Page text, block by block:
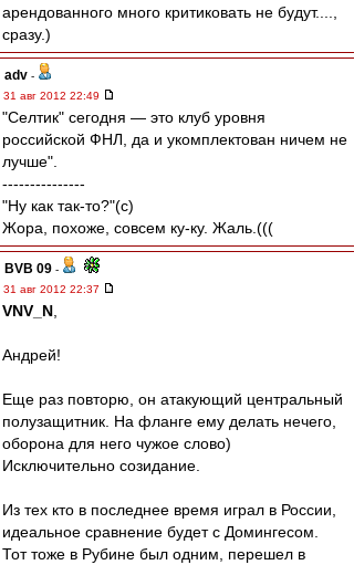
арендованного много критиковать не будут....,
сразу.)
adv -
31 авг 2012 22:49
"Селтик" сегодня — это клуб уровня
российской ФНЛ, да и укомплектован ничем не
лучше".
---------------
"Ну как так-то?"(с)
Жора, похоже, совсем ку-ку. Жаль.(((
BVB 09 -
31 авг 2012 22:37
VNV_N
Андрей!
Еще раз повторю, он атакующий центральный
полузащитник. На фланге ему делать нечего,
оборона для него чужое слово)
Исключительно созидание.
Из тех кто в последнее время играл в России,
идеальное сравнение будет с Домингесом.
Тот тоже в Рубине был одним, перешел в